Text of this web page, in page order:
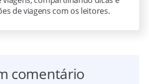
de viagens com os leitores.
comentário